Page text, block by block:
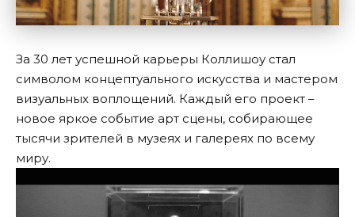
За 30 лет успешной карьеры Коллишоу стал
символом концептуального искусства и мастером
визуальных воплощений. Каждый его проект –
новое яркое событие арт сцены, собирающее
тысячи зрителей в музеях и галереях по всему
миру.